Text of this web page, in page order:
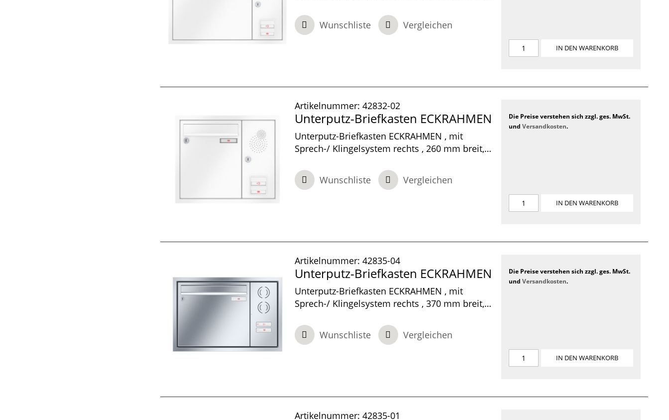
100 mm
Wunschliste Vergleichen
IN DEN WARENKORB
Artikelnummer: 42832-02
Unterputz-Briefkasten ECKRAHMEN
Unterputz-Briefkasten ECKRAHMEN , mit
Sprech-/ Klingelsystem rechts , 260 mm breit,
100 mm
Wunschliste Vergleichen
Die Preise verstehen sich zzgl. ges. MwSt.
undVersandkosten.
IN DEN WARENKORB
Artikelnummer: 42835-04
Unterputz-Briefkasten ECKRAHMEN
Unterputz-Briefkasten ECKRAHMEN , mit
Sprech-/ Klingelsystem rechts , 370 mm breit,
mm
Wunschliste Vergleichen
Die Preise verstehen sich zzgl. ges. MwSt.
undVersandkosten.
IN DEN WARENKORB
Artikelnummer: 42835-01